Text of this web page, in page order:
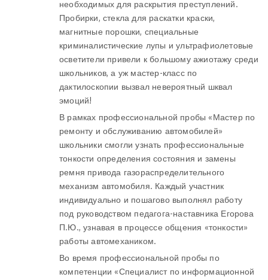
необходимых для раскрытия преступлений.
Пробирки, стекла для раскатки краски,
магнитные порошки, специальные
криминалистические лупы и ультрафиолетовые
осветители привели к большому ажиотажу среди
школьников, а уж мастер-класс по
дактилоскопии вызвал невероятный шквал
эмоций!
В рамках профессиональной пробы «Мастер по
ремонту и обслуживанию автомобилей»
школьники смогли узнать профессиональные
тонкости определения состояния и замены
ремня привода газораспределительного
механизм автомобиля. Каждый участник
индивидуально и пошагово выполнял работу
под руководством педагога-наставника Егорова
П.Ю., узнавая в процессе общения «тонкости»
работы автомехаником.
Во время профессиональной пробы по
компетенции «Специалист по информационной